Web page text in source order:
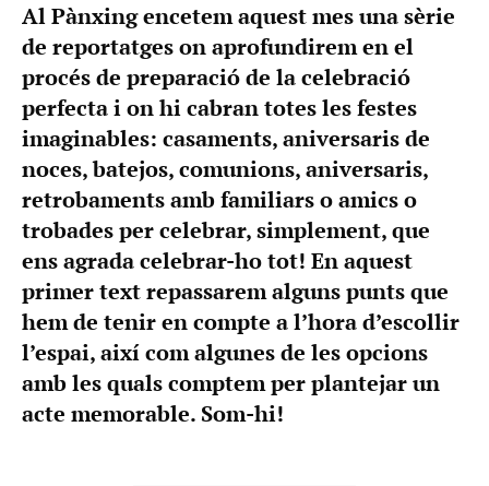
Al Pànxing encetem aquest mes una sèrie
de reportatges on aprofundirem en el
procés de preparació de la celebració
perfecta i on hi cabran totes les festes
imaginables: casaments, aniversaris de
noces, batejos, comunions, aniversaris,
retrobaments amb familiars o amics o
trobades per celebrar, simplement, que
ens agrada celebrar-ho tot! En aquest
primer text repassarem alguns punts que
hem de tenir en compte a l’hora d’escollir
l’espai, així com algunes de les opcions
amb les quals comptem per plantejar un
acte memorable. Som-hi!